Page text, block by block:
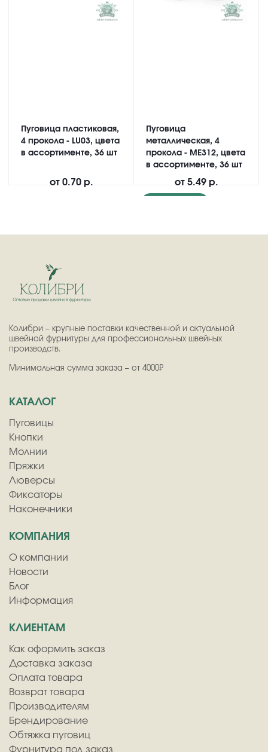
Пуговица пластиковая,
4 прокола - LU03, цвета
в ассортименте, 36 шт
от 0.70 р.
Пуговица
металлическая, 4
прокола - ME312, цвета
в ассортименте, 36 шт
от 5.49 р.
Колибри – крупные поставки качественной и актуальной
швейной фурнитуры для профессиональных швейных
производств.
Минимальная сумма заказа – от 4000₽
КАТАЛОГ
Пуговицы
Кнопки
Молнии
Пряжки
Люверсы
Фиксаторы
Наконечники
КОМПАНИЯ
О компании
Новости
Блог
Информация
КЛИЕНТАМ
Как оформить заказ
Доставка заказа
Оплата товара
Возврат товара
Производителям
Брендирование
Обтяжка пуговиц
Фурнитура под заказ